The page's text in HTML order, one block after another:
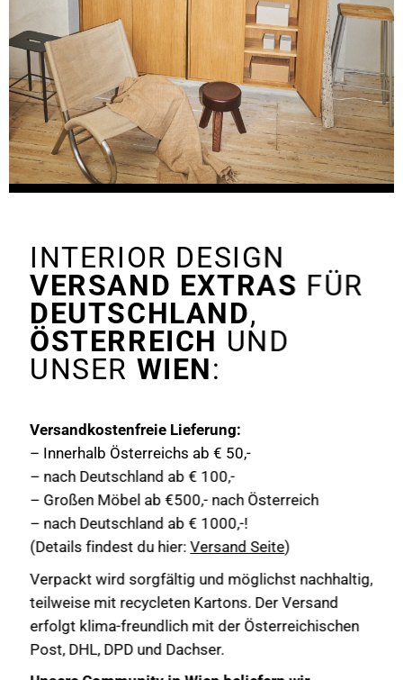
INTERIOR DESIGN
VERSAND EXTRAS FÜR
DEUTSCHLAND,
ÖSTERREICH UND
UNSER WIEN:
Versandkostenfreie Lieferung:
– Innerhalb Österreichs ab € 50,-
– nach Deutschland ab € 100,-
– Großen Möbel ab €500,- nach Österreich
– nach Deutschland ab € 1000,-!
(Details findest du hier:Versand Seite)
Verpackt wird sorgfältig und möglichst nachhaltig,
teilweise mit recycleten Kartons. Der Versand
erfolgt klima-freundlich mit der Österreichischen
Post, DHL, DPD und Dachser.